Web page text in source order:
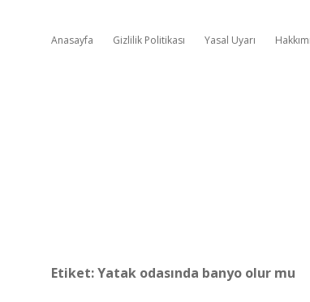
Anasayfa Gizlilik Politikası Yasal Uyarı
Etiket:Yatak odasında banyo olur mu